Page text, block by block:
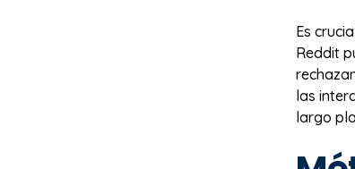
Es
Reddit
las
largo